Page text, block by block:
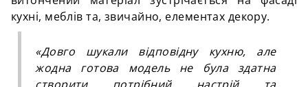
кухні, меблів та, звичайно, елементах декору.
«Довго шукали відповідну кухню, але
жодна готова модель не була здатна
створити потрібний настрій та